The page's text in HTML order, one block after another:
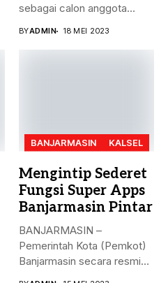
sebagai calon anggota
BYADMIN 18 MEI 2023
BANJARMASIN KALSEL
Mengintip Sederet
Fungsi Super Apps
Banjarmasin Pintar
BANJARMASIN –
Pemerintah Kota (Pemkot)
Banjarmasin secara resmi